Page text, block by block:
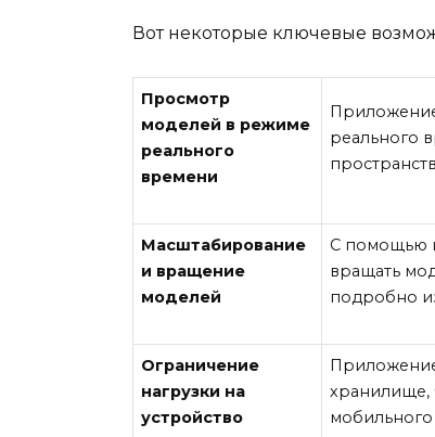
Вот некоторые ключевые
Просмотр
моделей в режиме
реального
времени
реального
Масштабирование
и вращение
моделей
С помощью
вращать
подробно
Ограничение
нагрузки на
устройство
хранилище,
мобильного